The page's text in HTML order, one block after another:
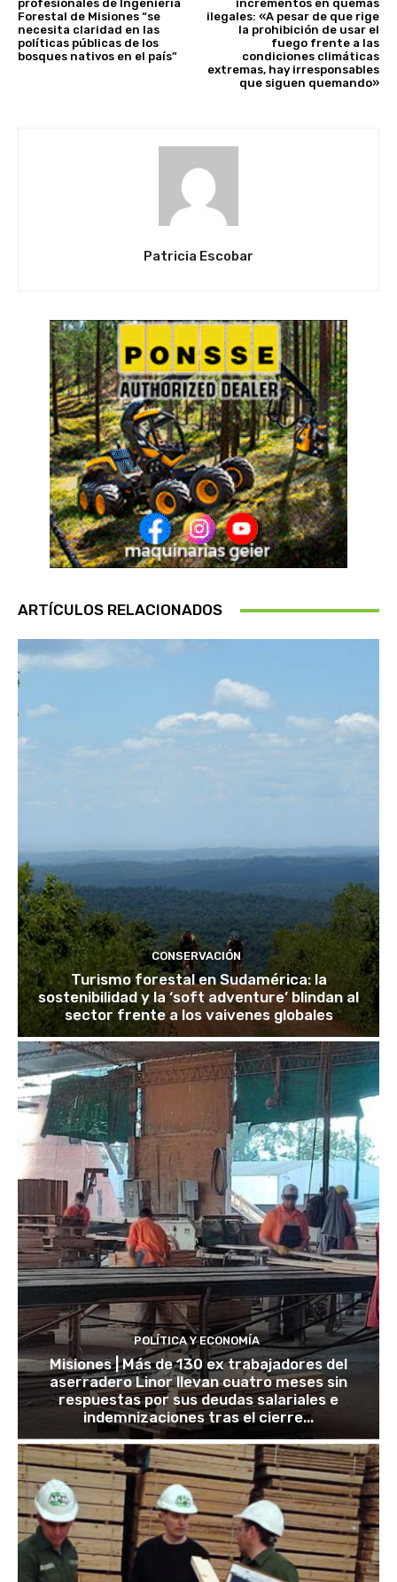
profesionales de Ingeniería
Forestal de Misiones “se
necesita claridad en las
políticas públicas de los
bosques nativos en el país”
incrementos en quemas
ilegales: «A pesar de que rige
la prohibición de usar el
fuego frente a las
condiciones climáticas
extremas, hay irresponsables
que siguen quemando»
Patricia Escobar
ARTÍCULOS RELACIONADOS
CONSERVACIÓN
Turismo forestal en Sudamérica: la
sostenibilidad y la ‘soft adventure’ blindan al
sector frente a los vaivenes globales
POLÍTICA Y ECONOMÍA
Misiones | Más de 130 ex trabajadores del
aserradero Linor llevan cuatro meses sin
respuestas por sus deudas salariales e
indemnizaciones tras el cierre...